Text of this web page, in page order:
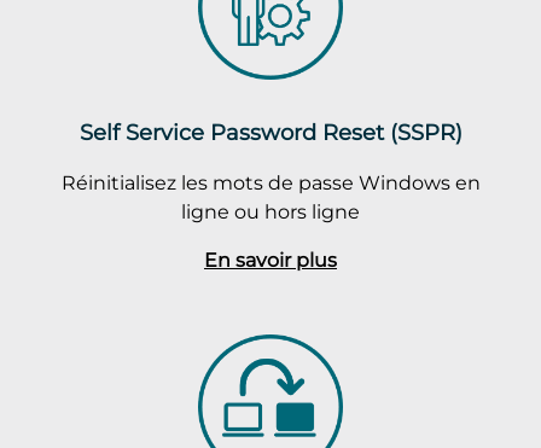
Self Service Password Reset (SSPR)
Réinitialisez les mots de passe Windows en
ligne ou hors ligne
En savoir plus